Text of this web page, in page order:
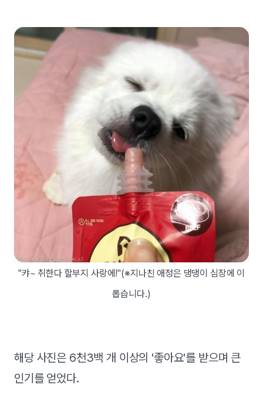
"캬~ 취한다 할부지 사랑에!"(※지나친 애정은 댕댕이 심장에 이
롭습니다.)
해당 사진은 6천3백 개 이상의 '좋아요'를 받으며 큰
인기를 얻었다.